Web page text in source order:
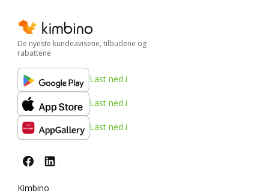
De nyeste kundeavisene, tilbudene og
rabattene
Last ned i
Last ned i
Last ned i
Kimbino